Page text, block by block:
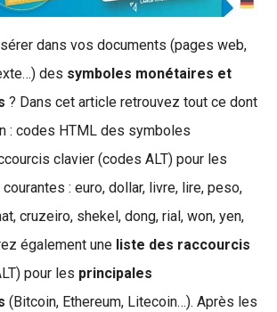
dans vos documents (pages web,
des symboles monétaires et
? Dans cet article retrouvez tout ce dont
: codes HTML des symboles
clavier (codes ALT) pour les
: euro, dollar, livre, lire, peso,
cruzeiro, shekel, dong, rial, won, yen,
également une liste des raccourcis
pour les principales
(Bitcoin, Ethereum, Litecoin…). Après les